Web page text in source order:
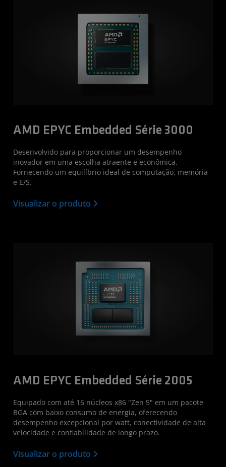
AMD EPYC Embedded Série 3000
Desenvolvido para proporcionar um desempenho
inovador em uma escolha atraente e econômica.
Fornecendo um equilíbrio ideal de computação, memória
e E/S.
Visualizar o produto
AMD EPYC Embedded Série 2005
Equipado com até 16 núcleos x86 "Zen 5" em um pacote
BGA com baixo consumo de energia, oferecendo
desempenho excepcional por watt, conectividade de alta
velocidade e confiabilidade de longo prazo.
Visualizar o produto